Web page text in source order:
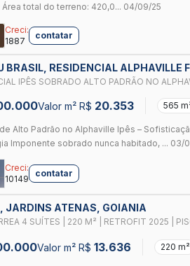
Área total do terreno: 420,0... 04/09/25
Creci:
1887
contatar
BRASIL, RESIDENCIAL ALPHAVILLE
NO ALPHAVILLE IPÊS: UNINDO
Valor m² R$ 20.353 565
Alto Padrão no Alphaville Ipês –
Imponente sobrado nunca habitado, ... 03/
Creci:
10149
contatar
JARDINS ATENAS, GOIANIA
4 SUÍTES | 220 M² | RETROFIT 2025 |
Valor m² R$ 13.636 220 m²